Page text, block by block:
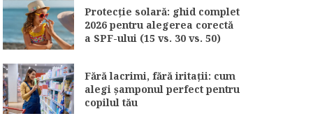
Protecție solară: ghid complet
2026 pentru alegerea corectă
a SPF-ului (15 vs. 30 vs. 50)
Fără lacrimi, fără iritații: cum
alegi șamponul perfect pentru
copilul tău